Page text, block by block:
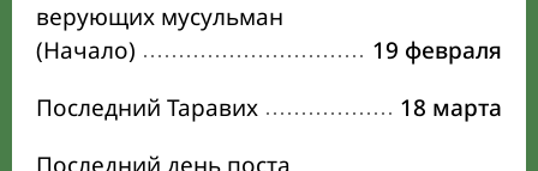
верующих мусульман
(Начало)
19 февраля
Последний Таравих
18 марта